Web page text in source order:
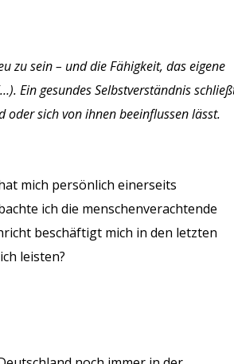
zu sein – und die Fähigkeit, das eigene
Ein gesundes Selbstverständnis
sich von ihnen beeinflussen lässt.
mich persönlich einerseits
ich die menschenverachtende
beschäftigt mich in den letzten
leisten?